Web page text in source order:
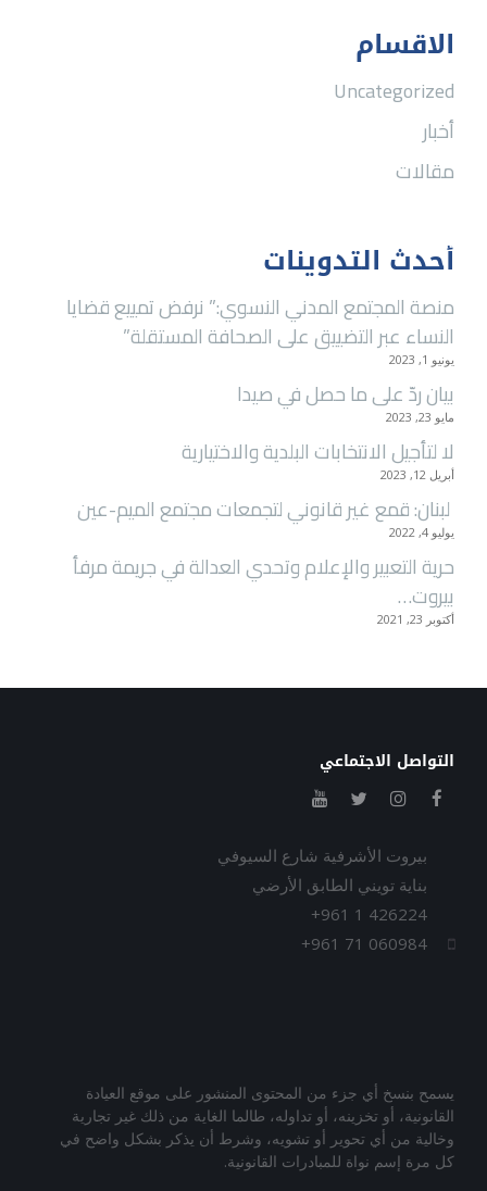
الاقسام
Uncategorized
أخبار
مقالات
أحدث التدوينات
منصة المجتمع المدني النسوي:” نرفض تمييع قضايا
النساء عبر التضييق على الصحافة المستقلة”
يونيو 1, 2023
بيان ردّ على ما حصل في صيدا
مايو 23, 2023
لا لتأجيل الانتخابات البلدية والاختيارية
أبريل 12, 2023
لبنان: قمع غير قانوني لتجمعات مجتمع الميم-عين
يوليو 4, 2022
ﺣﺮﯾﺔ اﻟﺘﻌﺒﯿﺮ واﻹﻋﻼم وﺗﺤﺪي اﻟﻌﺪاﻟﺔ ﻓﻲ ﺟﺮﯾﻤﺔ ﻣﺮﻓﺄ
ﺑﯿﺮوت…
أكتوبر 23, 2021
التواصل الاجتماعي
بيروت الأشرفية شارع السيوفي
بناية تويني الطابق الأرضي
+961 1 426224
+961 71 060984
يسمح بنسخ أي جزء من المحتوى المنشور على موقع العيادة
القانونية، أو تخزينه، أو تداوله، طالما الغاية من ذلك غير تجارية
وخالية من أي تحوير أو تشويه، وشرط أن يذكر بشكل واضح في
كل مرة إسم نواة للمبادرات القانونية.